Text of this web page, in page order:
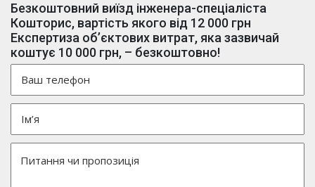
Безкоштовний виїзд інженера-спеціаліста
Кошторис, вартість якого від 12 000 грн
Експертиза об’єктових витрат, яка зазвичай
коштує 10 000 грн, – безкоштовно!